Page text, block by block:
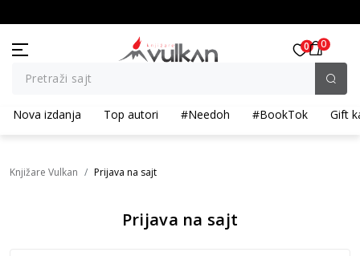
Pretraži sajt
0 0
Nova izdanja Top autori #Needoh #BookTok Gift
Knjižare Vulkan Prijava na sajt
Prijava na sajt